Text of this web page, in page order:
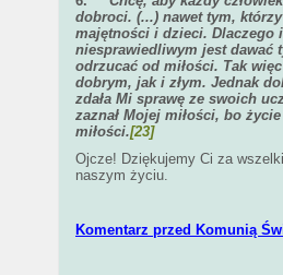
dobroci. (...) nawet tym,
majętności i dzieci. Dlaczego
niesprawiedliwym jest dawać
odrzucać od miłości. Tak
dobrym, jak i złym. Jednak
zdała Mi sprawę ze swoich
zaznał Mojej miłości, bo
miłości.[23]
Ojcze! Dziękujemy Ci za
naszym życiu.
Komentarz przed Komunią